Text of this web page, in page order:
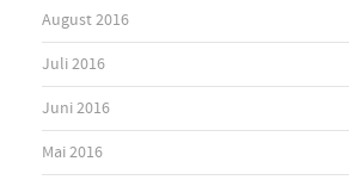
August 2016
Juli 2016
Juni 2016
Mai 2016